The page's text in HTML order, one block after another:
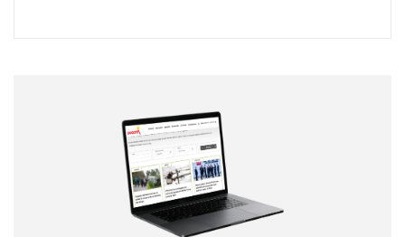
Correo electrónico
Tipo de comentario